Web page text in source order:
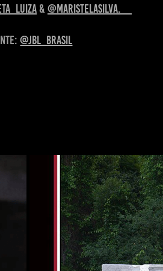
& @maristelasilva.__
@jbl_brasil
Fotos